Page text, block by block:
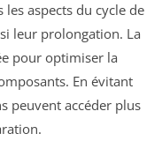
aspects du cycle de
leur prolongation. La
pour optimiser la
En évitant
peuvent accéder plus